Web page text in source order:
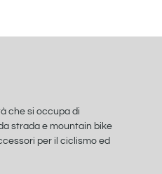
che si occupa di
strada e mountain bike
per il ciclismo ed